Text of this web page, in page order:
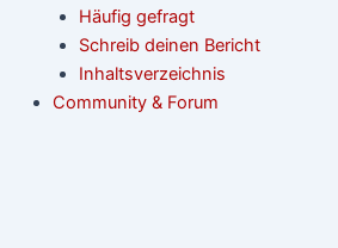
Häufig gefragt
Schreib deinen Bericht
Inhaltsverzeichnis
Community & Forum